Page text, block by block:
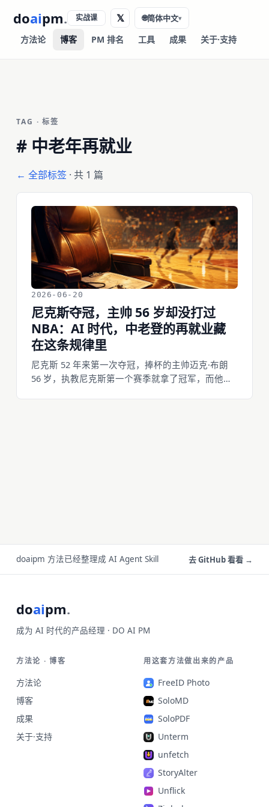
doaipm.
方法论 博客 PM 排名 工具 成果 关于·支持
实战课 𝕏 🌐简体中文▾
TAG · 标签
# 中老年再就业
← 全部标签· 共 1 篇
2026-06-20
尼克斯夺冠，主帅 56 岁却没打过
NBA：AI 时代，中老登的再就业藏
在这条规律里
尼克斯 52 年来第一次夺冠，捧杯的主帅迈克·布朗
56 岁，执教尼克斯第一个赛季就拿了冠军，而他自
doaipm 方法已经整理成 AI Agent Skill 去 GitHub 看看 →
doaipm.
成为 AI 时代的产品经理 · DO AI PM
方法论 · 博客
方法论
博客
成果
关于·支持
用这套方法做出来的产品
FreeID Photo
SoloMD
SoloPDF
Unterm
unfetch
StoryAlter
Unflick